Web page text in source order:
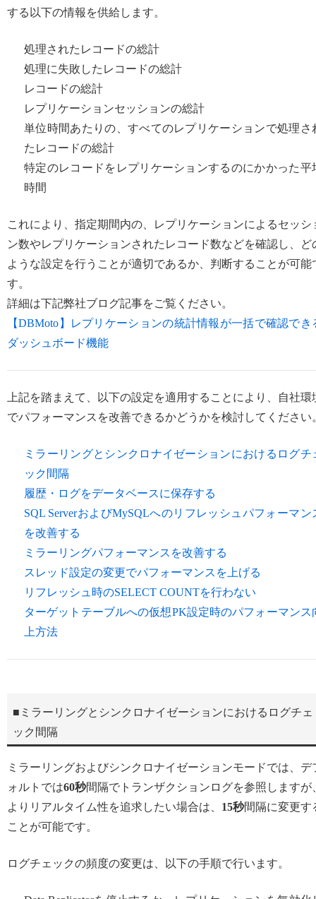
する以下の情報を供給します。
処理されたレコードの総計
処理に失敗したレコードの総計
レコードの総計
レプリケーションセッションの総計
単位時間あたりの、すべてのレプリケーションで処理さ
たレコードの総計
特定のレコードをレプリケーションするのにかかった平
時間
これにより、指定期間内の、レプリケーションによるセッシ
ン数やレプリケーションされたレコード数などを確認し、ど
ような設定を行うことが適切であるか、判断することが可能
す。
詳細は下記弊社ブログ記事をご覧ください。
【DBMoto】レプリケーションの統計情報が一括で確認でき
ダッシュボード機能
上記を踏まえて、以下の設定を適用することにより、自社環
でパフォーマンスを改善できるかどうかを検討してください
ミラーリングとシンクロナイゼーションにおけるログチ
ック間隔
履歴・ログをデータベースに保存する
SQL ServerおよびMySQLへのリフレッシュパフォーマン
を改善する
ミラーリングパフォーマンスを改善する
スレッド設定の変更でパフォーマンスを上げる
リフレッシュ時のSELECT COUNTを行わない
ターゲットテーブルへの仮想PK設定時のパフォーマンス
上方法
■ミラーリングとシンクロナイゼーションにおけるログチェ
ック間隔
ミラーリングおよびシンクロナイゼーションモードでは、デ
ォルトでは60秒間隔でトランザクションログを参照しますが
よりリアルタイム性を追求したい場合は、 15秒間隔に変更す
ことが可能です。
ログチェックの頻度の変更は、以下の手順で行います。